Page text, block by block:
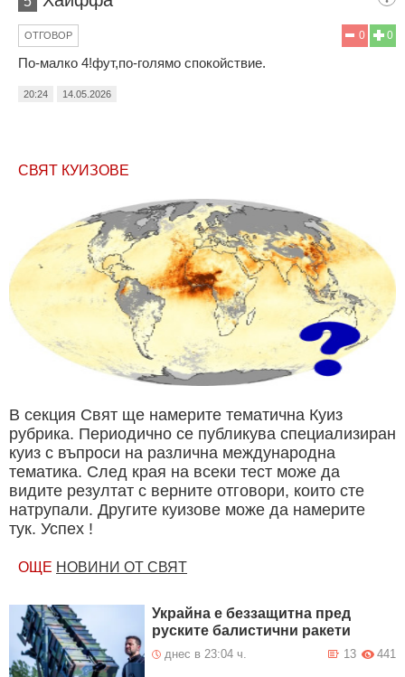
0
0
ОТГОВОР
По-малко 4!фут,по-голямо спокойствие.
20:24 14.05.2026
СВЯТ КУИЗОВЕ
В секция Свят ще намерите тематична Куиз
рубрика. Периодично се публикува специализиран
куиз с въпроси на различна международна
тематика. След края на всеки тест може да
видите резултат с верните отговори, които сте
натрупали. Другите куизове може да намерите
тук. Успех !
ОЩЕ НОВИНИ ОТ СВЯТ
Украйна е беззащитна пред
руските балистични ракети
днес в 23:04 ч. 441
13